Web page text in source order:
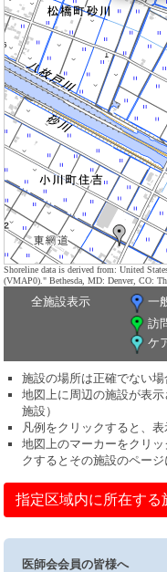
Shoreline data is derived from: United
(VMAP0)." Bethesda, MD: Denver, CO:
全施設表示 一
訪
ケ
施設の場所は正確でない場
地図上に周辺の施設が表
施設）
凡例をクリックすると、
地図上のマーカーをクリ
クするとその施設のページ
指定区域内に所在する
医師会会員の皆様へ